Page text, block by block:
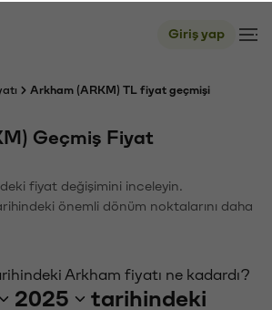
Giriş yap
Arkham (ARKM) TL fiyat geçmişi
Geçmiş Fiyat
fiyat değişimini inceleyin.
önemli dönüm noktalarını daha
Arkham fiyatı ne kadardı?
2025
tarihindeki